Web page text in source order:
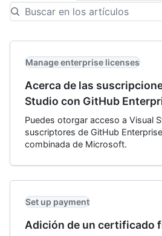
Manage enterprise licenses
Acerca de las
Studio con GitHub
Puedes otorgar acceso a Visual
suscriptores de GitHub
combinada de Microsoft.
Set up payment
Adición de un certificado